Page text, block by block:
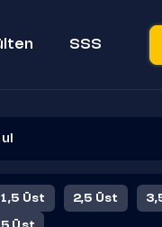
SSS
1,5 Üst 2,5 Üst